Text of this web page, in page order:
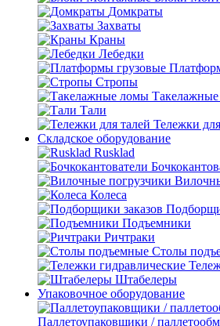
Домкраты
Захваты
Краны
Лебедки
Стропы
Тали
Тележки
Складское оборудование
Rusklad
Колеса
Подъемники
Ричтраки
Столы
Штабелеры
Упаковочное оборудование
Паллетоупаковщики /